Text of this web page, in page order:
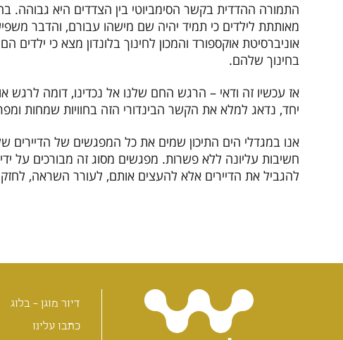
התמורה ההדדית בקשר הסימביוטי בין הצדדים היא גבוהה.
מאותתת לילדים כי תמיד יהיה שם מישהו עבורם, והדבר
אוניברסיטת אוקספורד והמכון לחינוך בלונדון מצא כי
בחינוך שלהם.
אז עכשיו זה ודאי – הרגש החם שלנו אל נכדינו, דומה לרגש
יחד, נדאג למלא את הקשר הבינדורי הזה בחוויות שמחות
אנו במגדלי הים התיכון שמים את כל המפגשים של
חשיבות עליונה ללא פשרות. מפגשים מסוג זה מבורכים על
להגביל את הדיירים אלא להעצים אותם, לעורר השראה,
דיור מוגן - בלוג
כתבו עלינו